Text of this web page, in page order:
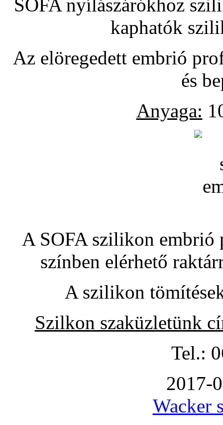
SOFA nyílászárókhoz
kaphatók
Az elöregedett embrió
és
Anyaga:
A SOFA szilikon embrió
színben elérhető
A szilikon
Szilkon szaküzletünk
Tel.:
2017-
Wacker